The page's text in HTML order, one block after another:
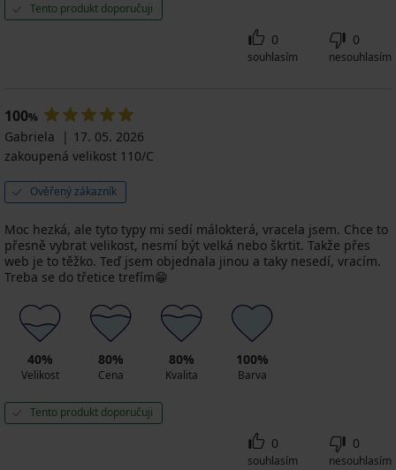
Tento produkt doporučuji
0
souhlasím
0
nesouhlasím
100%
Gabriela
17. 05. 2026
zakoupená velikost 110/C
Ověřený zákazník
Moc hezká, ale tyto typy mi sedí málokterá, vracela jsem. Chce to
přesně vybrat velikost, nesmí být velká nebo škrtit. Takže přes
web je to těžko. Teď jsem objednala jinou a taky nesedí, vracím.
Treba se do třetice trefím😁
40%
Velikost
80%
Cena
80%
Kvalita
100%
Barva
Tento produkt doporučuji
0
souhlasím
0
nesouhlasím